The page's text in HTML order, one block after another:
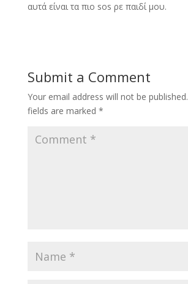
αυτά είναι τα πιο sos ρε παιδί μου.
Submit a Comment
Your email address will not be published.
fields are marked *